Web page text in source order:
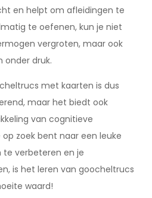
en helpt om afleidingen te
te oefenen, kun je niet
vergroten, maar ook
onder druk.
met kaarten is dus
maar het biedt ook
van cognitieve
zoek bent naar een leuke
verbeteren en je
is het leren van goocheltrucs
waard!